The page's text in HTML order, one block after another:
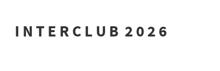
I N T E R C L U B 2 0 2 6